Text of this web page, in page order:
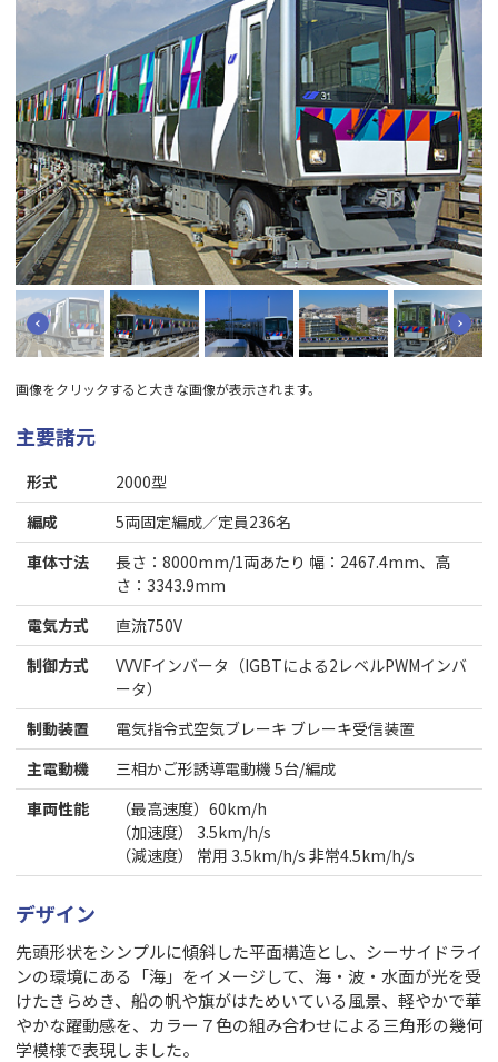
画像をクリックすると大きな画像が表示されます。
主要諸元
形式
2000型
編成
5両固定編成／定員236名
車体寸法
長さ：8000mm/1両あたり 幅：2467.4mm、高
さ：3343.9mm
電気方式
直流750V
制御方式
VVVFインバータ（IGBTによる2レベルPWMインバ
ータ）
制動装置
電気指令式空気ブレーキ ブレーキ受信装置
主電動機
三相かご形誘導電動機 5台/編成
車両性能
（最高速度）60km/h
（加速度） 3.5km/h/s
（減速度） 常用 3.5km/h/s 非常4.5km/h/s
デザイン
先頭形状をシンプルに傾斜した平面構造とし、シーサイドライ
ンの環境にある「海」をイメージして、海・波・水面が光を受
けたきらめき、船の帆や旗がはためいている風景、軽やかで華
やかな躍動感を、カラー７色の組み合わせによる三角形の幾何
学模様で表現しました。